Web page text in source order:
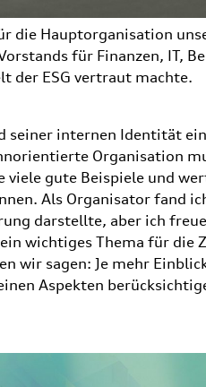
die Hauptorganisation
für Finanzen, IT,
der ESG vertraut machte.
seiner internen Identität
Organisation
gute Beispiele und
Als Organisator fand
darstellte, aber ich
wichtiges Thema für
wir sagen: Je mehr
Aspekten